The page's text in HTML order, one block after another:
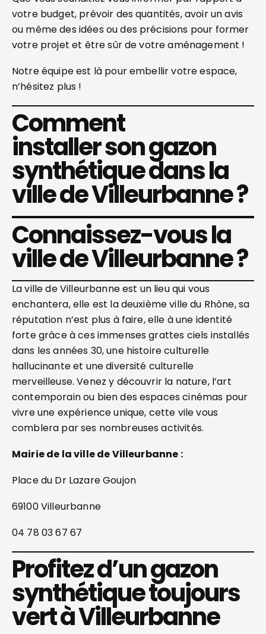
votre budget, prévoir des quantités, avoir un avis
ou même des idées ou des précisions pour former
votre projet et être sûr de votre aménagement !
Notre équipe est là pour embellir votre espace,
n’hésitez plus !
Comment
installer son gazon
synthétique dans la
ville de Villeurbanne ?
Connaissez-vous la
ville de Villeurbanne ?
La ville de Villeurbanne est un lieu qui vous
enchantera, elle est la deuxième ville du Rhône, sa
réputation n’est plus à faire, elle à une identité
forte grâce à ces immenses grattes ciels installés
dans les années 30, une histoire culturelle
hallucinante et une diversité culturelle
merveilleuse. Venez y découvrir la nature, l’art
contemporain ou bien des espaces cinémas pour
vivre une expérience unique, cette vile vous
comblera par ses nombreuses activités.
Mairie de la ville de Villeurbanne :
Place du Dr Lazare Goujon
69100 Villeurbanne
04 78 03 67 67
Profitez d’un gazon
synthétique toujours
vert à Villeurbanne